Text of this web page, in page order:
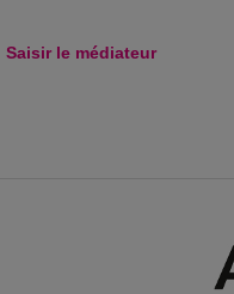
Saisir le médiateur